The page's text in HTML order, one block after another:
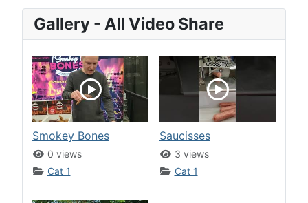
Gallery - All Video Share
Smokey Bones
0 views
Cat 1
Saucisses
3 views
Cat 1